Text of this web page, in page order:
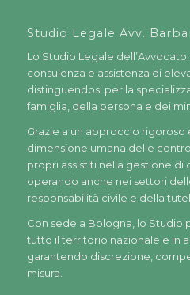
Studio Legale Avv.
Lo Studio Legale
consulenza e assistenza di
distinguendosi per la
famiglia, della persona e dei
Grazie a un approccio
dimensione umana delle
propri assistiti nella gestione di
operando anche nei settori
responsabilità civile e della
Con sede a Bologna, lo Studio
tutto il territorio nazionale e in
garantendo discrezione,
misura.